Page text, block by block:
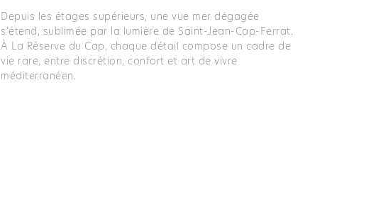
Depuis les étages supérieurs, une vue mer dégagée
s’étend, sublimée par la lumière de Saint-Jean-Cap-Ferrat.
À La Réserve du Cap, chaque détail compose un cadre de
vie rare, entre discrétion, confort et art de vivre
méditerranéen.